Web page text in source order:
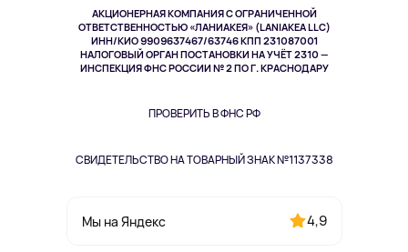
АКЦИОНЕРНАЯ КОМПАНИЯ С ОГРАНИЧЕННОЙ
ОТВЕТСТВЕННОСТЬЮ «ЛАНИАКЕЯ» (LANIAKEA LLC)
ИНН/КИО 9909637467/63746 КПП 231087001
НАЛОГОВЫЙ ОРГАН ПОСТАНОВКИ НА УЧЁТ 2310 —
ИНСПЕКЦИЯ ФНС РОССИИ № 2 ПО Г. КРАСНОДАРУ
ПРОВЕРИТЬ В ФНС РФ
СВИДЕТЕЛЬСТВО НА ТОВАРНЫЙ ЗНАК №1137338
Мы на Яндекс 4,9
Одежда и аксессуары